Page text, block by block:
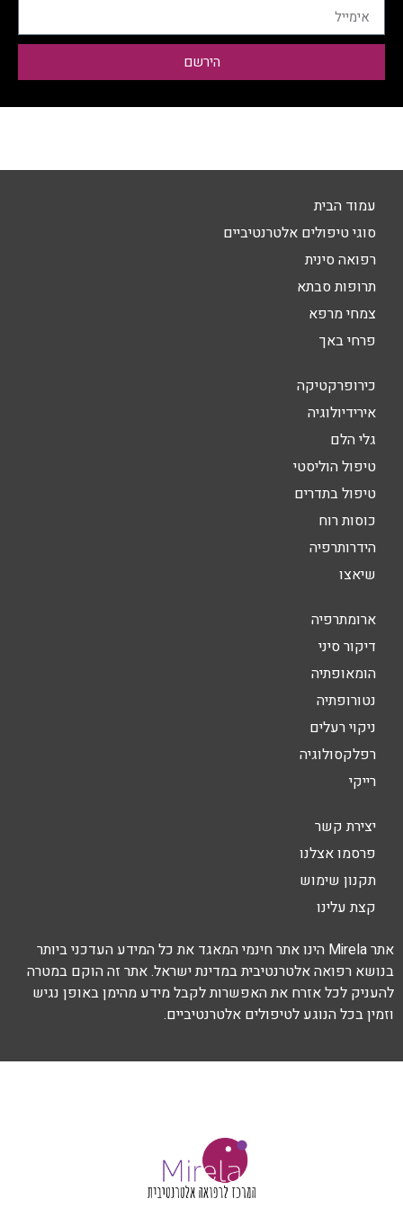
הירשם
עמוד הבית
סוגי טיפולים אלטרנטיביים
רפואה סינית
תרופות סבתא
צמחי מרפא
פרחי באך
כירופרקטיקה
אירידיולוגיה
גלי הלם
טיפול הוליסטי
טיפול בתדרים
כוסות רוח
הידרותרפיה
שיאצו
ארומתרפיה
דיקור סיני
הומאופתיה
נטורופתיה
ניקוי רעלים
רפלקסולוגיה
רייקי
יצירת קשר
פרסמו אצלנו
תקנון שימוש
קצת עלינו
אתר Mirela הינו אתר חינמי המאגד את כל המידע העדכני ביותר
בנושא רפואה אלטרנטיבית במדינת ישראל. אתר זה הוקם במטרה
להעניק לכל אזרח את האפשרות לקבל מידע מהימן באופן נגיש
וזמין בכל הנוגע לטיפולים אלטרנטיביים.